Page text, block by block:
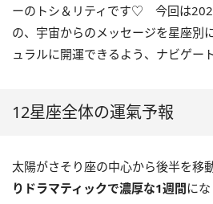
ーのトシ＆リティです♡ 今回は
の、宇宙からのメッセージを星座別
ュラルに開運できるよう、ナビゲ
12星座全体の運氣予報
太陽がさそり座の中心から後半を移
りドラマティックで濃厚な1週間にな